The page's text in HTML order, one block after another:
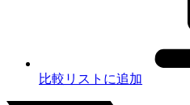
比較リストに追加